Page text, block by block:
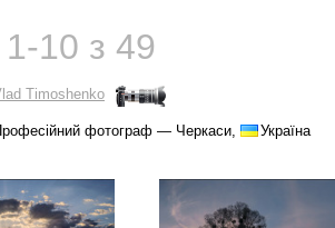
10 з 49
Timoshenko
фотограф — Черкаси, Україна